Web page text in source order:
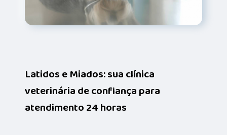
Latidos e Miados: sua clínica
veterinária de confiança para
atendimento 24 horas